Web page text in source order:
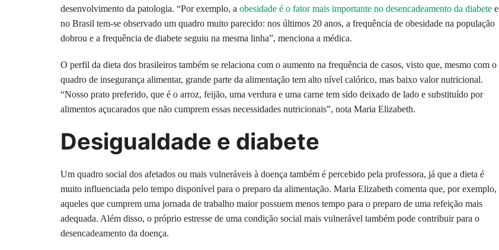
desenvolvimento da patologia. “Por exemplo, a obesidade é o fator mais importante no desencadeamento da diabete e
no Brasil tem-se observado um quadro muito parecido: nos últimos 20 anos, a frequência de obesidade na população
dobrou e a frequência de diabete seguiu na mesma linha”, menciona a médica.
O perfil da dieta dos brasileiros também se relaciona com o aumento na frequência de casos, visto que, mesmo com o
quadro de insegurança alimentar, grande parte da alimentação tem alto nível calórico, mas baixo valor nutricional.
“Nosso prato preferido, que é o arroz, feijão, uma verdura e uma carne tem sido deixado de lado e substituído por
alimentos açucarados que não cumprem essas necessidades nutricionais”, nota Maria Elizabeth.
Desigualdade e diabete
Um quadro social dos afetados ou mais vulneráveis à doença também é percebido pela professora, já que a dieta é
muito influenciada pelo tempo disponível para o preparo da alimentação. Maria Elizabeth comenta que, por exemplo,
aqueles que cumprem uma jornada de trabalho maior possuem menos tempo para o preparo de uma refeição mais
adequada. Além disso, o próprio estresse de uma condição social mais vulnerável também pode contribuir para o
desencadeamento da doença.